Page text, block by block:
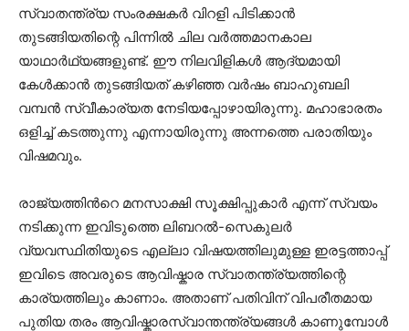
സ്വാതന്ത്ര്യ സംരക്ഷകർ വിറളി പിടിക്കാൻ
തുടങ്ങിയതിന്റെ പിന്നിൽ ചില വർത്തമാനകാല
യാഥാർഥ്യങ്ങളുണ്ട്. ഈ നിലവിളികൾ ആദ്യമായി
കേൾക്കാൻ തുടങ്ങിയത് കഴിഞ്ഞ വർഷം ബാഹുബലി
വമ്പൻ സ്വീകാര്യത നേടിയപ്പോഴായിരുന്നു. മഹാഭാരതം
ഒളിച്ച് കടത്തുന്നു എന്നായിരുന്നു അന്നത്തെ പരാതിയും
വിഷമവും.
രാജ്യത്തിൻറെ മനസാക്ഷി സൂക്ഷിപ്പുകാർ എന്ന് സ്വയം
നടിക്കുന്ന ഇവിടുത്തെ ലിബറൽ-സെകുലർ
വ്യവസ്ഥിതിയുടെ എല്ലാ വിഷയത്തിലുമുള്ള ഇരട്ടത്താപ്പ്
ഇവിടെ അവരുടെ ആവിഷ്കാര സ്വാതന്ത്ര്യത്തിന്റെ
കാര്യത്തിലും കാണാം. അതാണ് പതിവിന് വിപരീതമായ
പുതിയ തരം ആവിഷ്കാരസ്വാന്തന്ത്ര്യങ്ങൾ കാണുമ്പോൾ